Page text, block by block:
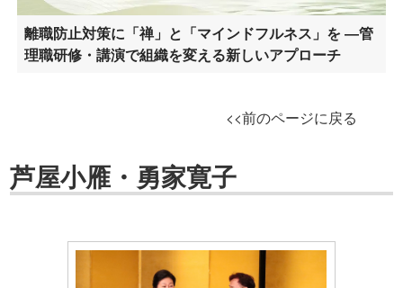
離職防止対策に「禅」と「マインドフルネス」を ―管
理職研修・講演で組織を変える新しいアプローチ
<<前のページに戻る
芦屋小雁・勇家寛子